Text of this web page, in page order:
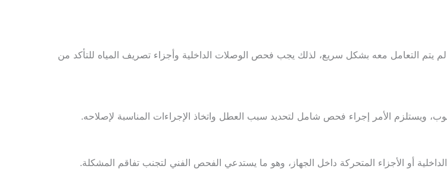
يتم التعامل معه بشكل سريع، لذلك يجب فحص الوصلات الداخلية وأجزاء تصريف المياه للتأكد من
ويستلزم الأمر إجراء فحص شامل لتحديد سبب العطل واتخاذ الإجراءات المناسبة لإصلاحه.
أو الأجزاء المتحركة داخل الجهاز، وهو ما يستدعي الفحص الفني لتجنب تفاقم المشكلة.